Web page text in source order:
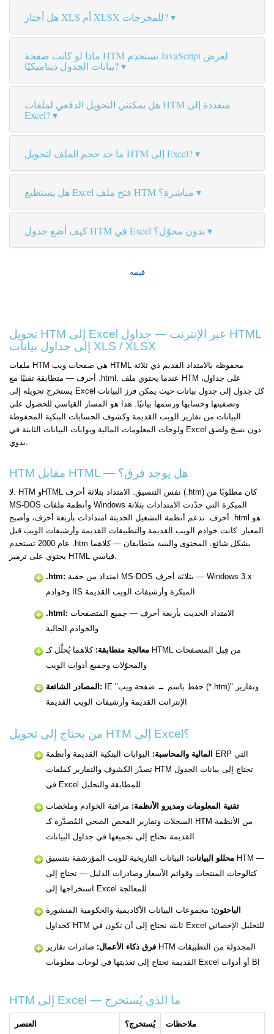
هل أختار XLS أم XLSX للمخرجات?
ماذا لو كانت صفحة HTM تستخدم JavaScript لعرض
بيانات الجدول ديناميكيًا?
هل يمكنني التحويل الدفعي لملفات HTM متعددة إلى
Excel?
ما حد حجم الملف لتحويل HTM إلى Excel?
هل يستطيع Excel فتح ملف HTM مباشرة؟
كيف أضع جدول HTM في Excel بدون محوّل؟
قيمه
تحويل HTM إلى Excel عبر الإنترنت — جداول HTML
إلى جداول بيانات XLS / XLSX
ملفات HTM هي صفحات ويب HTML محفوظة بالامتداد القديم ذي ثلاثة
أحرف — متطابقة تقنيًا مع .html. عندما يحتوي ملف HTM على جداول،
يستخرج تحويله إلى Excel كل جدول إلى جدول بيانات حيث يمكن فرز البيانات
وتصفيتها وحسابها ورسمها بيانيًا. هذا هو المسار القياسي للحصول على
البيانات من تقارير الويب القديمة وكشوف الحسابات البنكية المحفوظة
ولوحات المعلومات المالية وبوابات البيانات الثابتة في Excel دون نسخ ولصق
يدوي.
HTM مقابل HTML — هل يوجد فرق؟
لا. HTM وHTML نفس التنسيق. الامتداد بثلاثة أحرف (.htm) كان مطلوبًا من
MS-DOS وأنظمة ملفات Windows المبكرة التي حدّدت الامتدادات بثلاثة
أحرف. تدعم أنظمة التشغيل الحديثة امتدادات بأربعة أحرف، وأصبح .html هو
المعيار. كانت خوادم الويب القديمة والتطبيقات القديمة وأرشيفات الويب قبل
عام 2000 تستخدم .htm بشكل شائع. المحتوى والبنية متطابقان — كلاهما
يحتوي على ترميز HTML قياسي.
.htm:
وخوادم IIS المبكرة وأرشيفات الويب القديمة
.html:
والخوادم الحالية
معالجة متطابقة: كلاهما يُحلَّل كـ HTML من قِبل المتصفحات
والمحوّلات وجميع أدوات الويب
المصادر الشائعة: IE "حفظ باسم → صفحة ويب (*.htm)" وتقارير
الإنترانت القديمة وأرشيفات الويب القديمة
من يحتاج إلى تحويل HTM إلى Excel؟
المالية والمحاسبة: البوابات البنكية القديمة وأنظمة ERP التي
تصدّر الكشوف والتقارير كملفات HTM تحتاج إلى بيانات الجدول
في Excel للمطابقة والتحليل
تقنية المعلومات ومديرو الأنظمة: مراقبة الخوادم وملخصات
السجلات وتقارير الفحص الصحي المُصدَّرة كـ HTM من الأنظمة
القديمة تحتاج إلى تجميعها في جداول البيانات
محللو البيانات: البيانات التاريخية للويب المؤرشفة بتنسيق HTM —
كتالوجات المنتجات وقوائم الأسعار وصادرات الدليل — تحتاج إلى
استخراجها إلى Excel للمعالجة
الباحثون: مجموعات البيانات الأكاديمية والحكومية المنشورة
كجداول HTM ثابتة تحتاج إلى أن تكون في Excel للتحليل الإحصائي
فرق ذكاء الأعمال: صادرات تقارير HTM المجدولة من التطبيقات
القديمة تحتاج إلى تغذيتها في لوحات معلومات Excel أو أدوات BI
HTM إلى Excel — ما الذي يُستخرج
العنصر يُستخرج؟ ملاحظات